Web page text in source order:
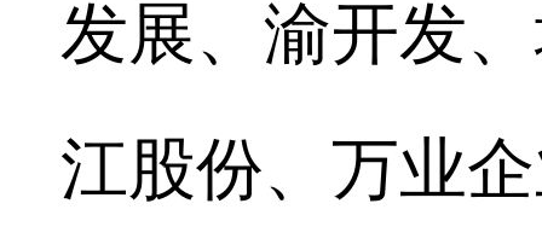
发展、渝开发
江股份、万业